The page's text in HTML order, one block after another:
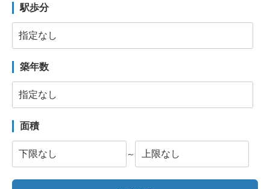
駅歩分
築年数
面積
～